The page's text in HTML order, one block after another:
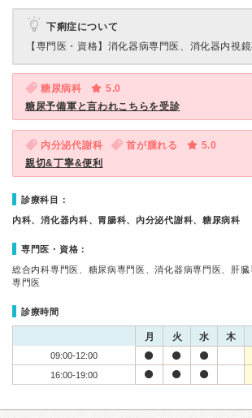
下痢症について
【専門医・資格】 消化器病専門医、消化器内視
糖尿病科
5.0
糖尿予備軍と言われこちらを受診
内分泌代謝科 首が腫れる
5.0
親切&丁寧&便利
診療科目：
内科、消化器内科、胃腸科、内分泌代謝科、糖尿病科
専門医・資格：
総合内科専門医、糖尿病専門医、消化器病専門医、肝
専門医
診療時間
月 火 水 木
09:00-12:00
16:00-19:00